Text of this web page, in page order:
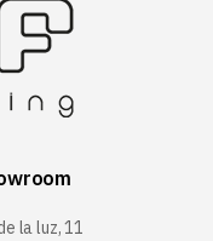
la luz, 11